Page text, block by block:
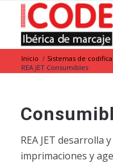
Inicio / Sistemas de
REA JET Consumibles
REA JET desarrolla
imprimaciones y